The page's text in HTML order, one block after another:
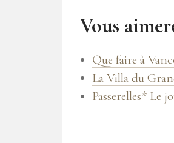
Vous
Que faire à
La Villa du
Passerelles* Le